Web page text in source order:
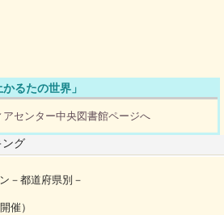
るたの世界」
センター中央図書館ページへ
ング
－都道府県別－
催）